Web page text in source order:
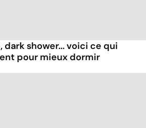
dark shower... voici ce qui
pour mieux dormir